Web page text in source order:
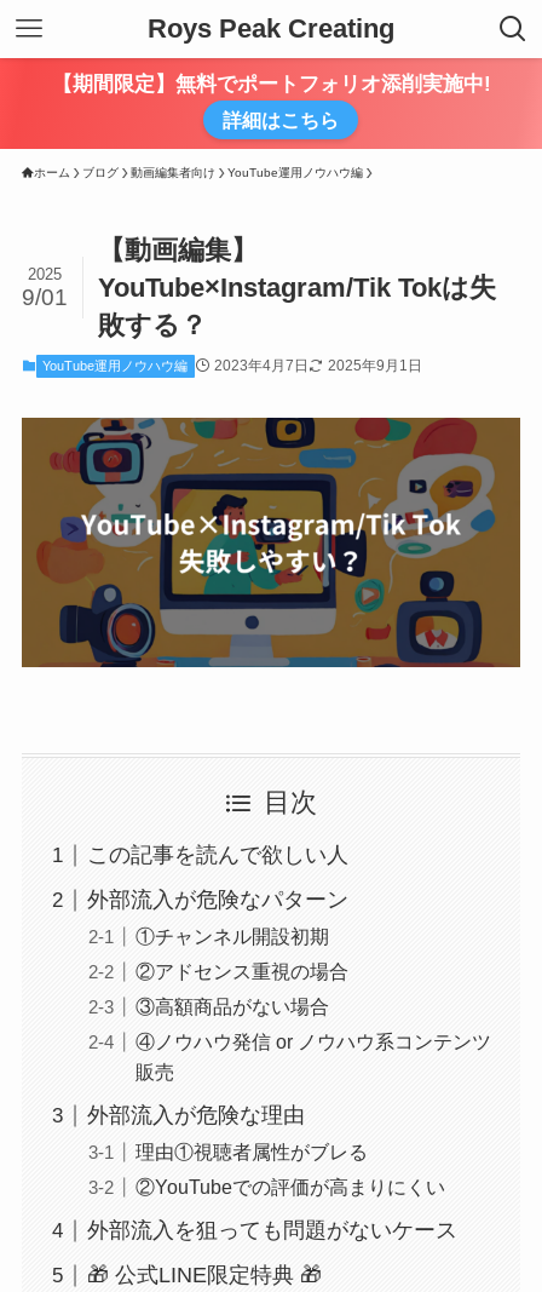
Roys Peak Creating
【期間限定】無料でポートフォリオ添削実施中!
詳細はこちら
ホーム ブログ 動画編集者向け YouTube運用ノウハウ編
【動画編集】
YouTube×Instagram/Tik Tokは失
敗する？
2025
9/01
YouTube運用ノウハウ編 2023年4月7日 2025年9月1日
目次
この記事を読んで欲しい人
外部流入が危険なパターン
①チャンネル開設初期
②アドセンス重視の場合
③高額商品がない場合
④ノウハウ発信 or ノウハウ系コンテンツ
販売
外部流入が危険な理由
理由①視聴者属性がブレる
②YouTubeでの評価が高まりにくい
外部流入を狙っても問題がないケース
🎁 公式LINE限定特典 🎁